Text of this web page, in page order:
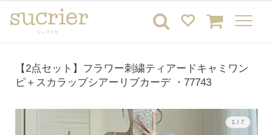
【2点セット】フラワー刺繍ティアードキャミワン
ピ＋スカラップシアーリブカーデ ・77743
1 / 7